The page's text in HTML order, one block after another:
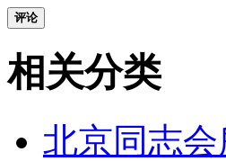
评论
相关分类
北京同志